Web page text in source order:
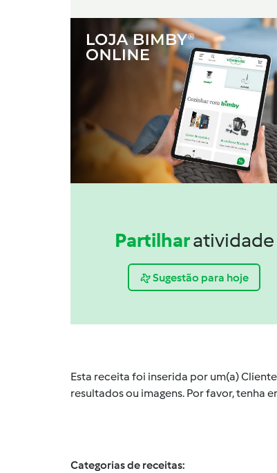
Partilharatividade
Sugestão para hoje
Esta receita foi inserida por um(a)
resultados ou imagens. Por favor, tenha
Categorias de receitas: